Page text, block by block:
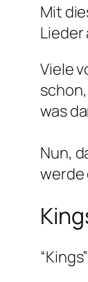
Mit
Lieder
Viele
was
Nun,
werde